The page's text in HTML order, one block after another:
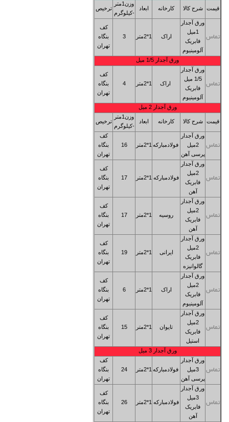
قیمت شرح کالا کارخانه ابعاد
وزن1متر
-کیلوگرم
ترخیص
تماس
ورق آجدار
1میل
فابریک
آلومینیوم
اراک 1*2متر 3
کف
بنگاه
تهران
ورق آجدار 1/5 میل
تماس
ورق آجدار
1/5 میل
فابریک
آلومینیوم
اراک 1*2متر 4
کف
بنگاه
تهران
ورق آجدار 2 میل
قیمت شرح کالا کارخانه ابعاد
وزن1متر
-کیلوگرم
ترخیص
تماس
ورق آجدار
2میل
پرسی آهن
فولادمبارکه 1*2متر 16
کف
بنگاه
تهران
تماس
ورق آجدار
2میل
فابریک
آهن
فولادمبارکه 1*2متر 17
کف
بنگاه
تهران
تماس
ورق آجدار
2میل
فابریک
آهن
روسیه 1*2متر 17
کف
بنگاه
تهران
تماس
ورق آجدار
2میل
فابریک
گالوانیزه
ایرانی 1*2متر 19
کف
بنگاه
تهران
تماس
ورق آجدار
2میل
فابریک
آلومینیوم
اراک 1*2متر 6
کف
بنگاه
تهران
تماس
ورق آجدار
2میل
فابریک
استیل
تایوان 1*2متر 15
کف
بنگاه
تهران
ورق آجدار 3 میل
تماس
ورق آجدار
3میل
پرسی آهن
فولادمبارکه 1*2متر 24
کف
بنگاه
تهران
تماس
ورق آجدار
3میل
فابریک
آهن
فولادمبارکه 1*2متر 26
کف
بنگاه
تهران